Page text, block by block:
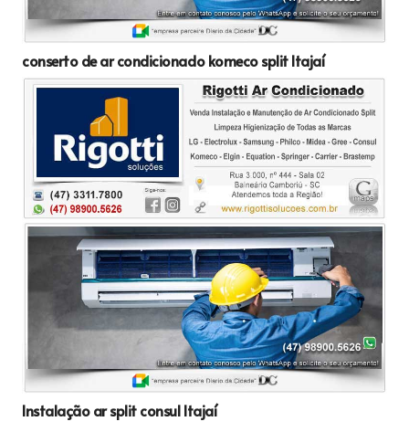
conserto de ar condicionado komeco split Itajaí
Instalação ar split consul Itajaí